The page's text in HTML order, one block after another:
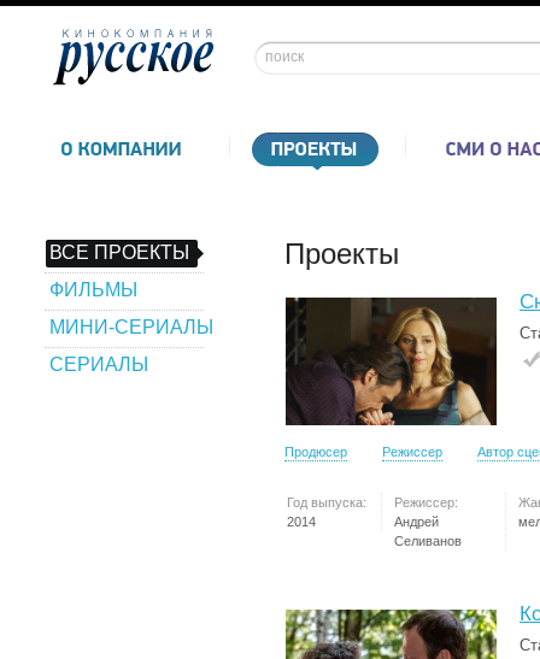
ВСЕ ПРОЕКТЫ
ФИЛЬМЫ
МИНИ-СЕРИАЛЫ
СЕРИАЛЫ
Проекты
Продюсер Режиссер Автор
Год выпуска:
2014
Режиссер:
Андрей
Селиванов